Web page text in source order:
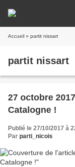
Accueil » partit nissart
partit nissart
27 octobre
Catalogne !
Publié le 27/10/2017 à
Par parti_nicois